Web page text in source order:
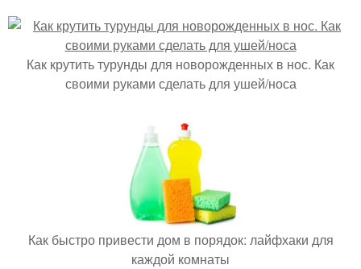
Как крутить турунды для новорожденных в нос. Как
своими руками сделать для ушей/носа
Как быстро привести дом в порядок: лайфхаки для
каждой комнаты